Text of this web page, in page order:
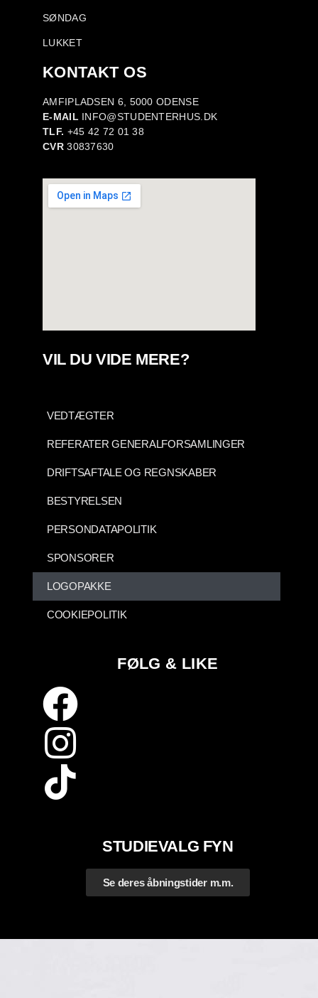
SØNDAG
LUKKET
KONTAKT OS
AMFIPLADSEN 6, 5000 ODENSE
E-MAILINFO@STUDENTERHUS.DK
TLF. +45 42 72 01 38
CVR30837630
VIL DU VIDE MERE?
VEDTÆGTER
REFERATER GENERALFORSAMLINGER
DRIFTSAFTALE OG REGNSKABER
BESTYRELSEN
PERSONDATAPOLITIK
SPONSORER
LOGOPAKKE
COOKIEPOLITIK
FØLG & LIKE
STUDIEVALG FYN
Se deres åbningstider m.m.